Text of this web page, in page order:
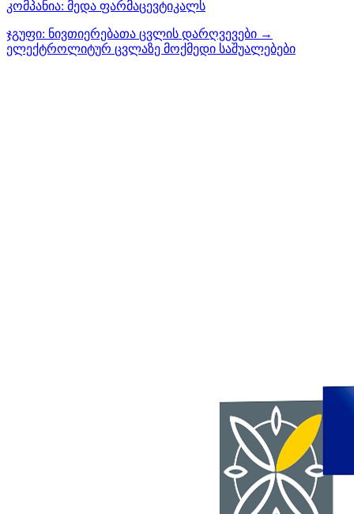
კომპანია: მედა ფარმაცევტიკალს
ჯგუფი: ნივთიერებათა ცვლის დარღვევები →
ელექტროლიტურ ცვლაზე მოქმედი საშუალებები